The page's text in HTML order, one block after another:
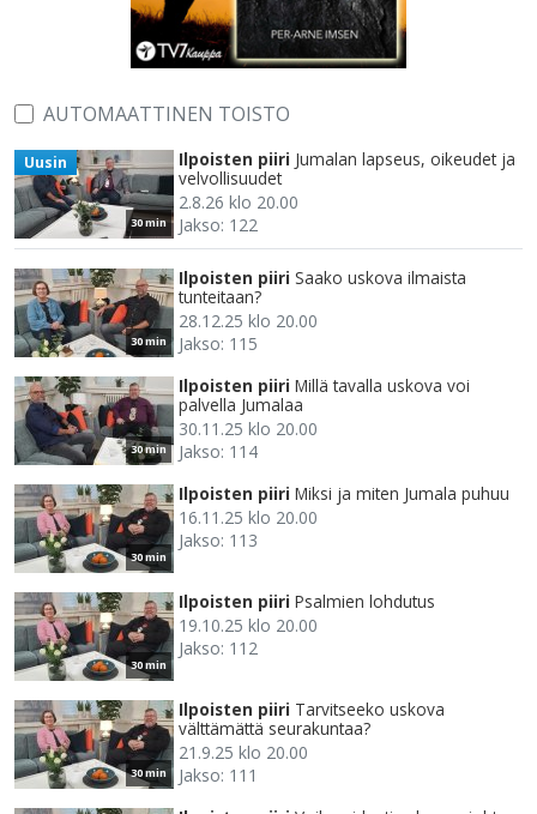
AUTOMAATTINEN TOISTO
30 min
Uusin Ilpoisten piiri Jumalan lapseus, oikeudet ja
velvollisuudet
2.8.26 klo 20.00
Jakso: 122
30 min
Ilpoisten piiri Saako uskova ilmaista
tunteitaan?
28.12.25 klo 20.00
Jakso: 115
30 min
Ilpoisten piiri Millä tavalla uskova voi
palvella Jumalaa
30.11.25 klo 20.00
Jakso: 114
30 min
Ilpoisten piiri Miksi ja miten Jumala puhuu
16.11.25 klo 20.00
Jakso: 113
30 min
Ilpoisten piiri Psalmien lohdutus
19.10.25 klo 20.00
Jakso: 112
30 min
Ilpoisten piiri Tarvitseeko uskova
välttämättä seurakuntaa?
21.9.25 klo 20.00
Jakso: 111